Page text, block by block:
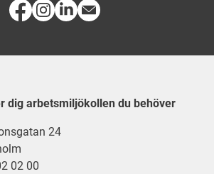
dig arbetsmiljökollen du behöver
24
02 00